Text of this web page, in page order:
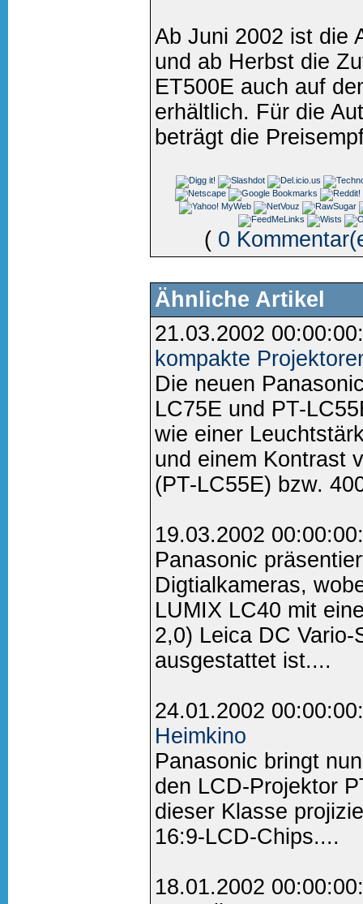
Ab Juni 2002 ist die
und ab Herbst die
ET500E auch auf
erhältlich. Für die
beträgt die
( 0
Ähnliche Artikel
21.03.2002
kompakte
Die neuen
LC75E und PT-
wie einer
und einem Kontrast
(PT-LC55E) bzw.
19.03.2002
Panasonic
Digtialkameras,
LUMIX LC40 mit
2,0) Leica DC
ausgestattet ist....
24.01.2002
Heimkino
Panasonic bringt
den LCD-Projektor
dieser Klasse
16:9-LCD-Chips....
18.01.2002